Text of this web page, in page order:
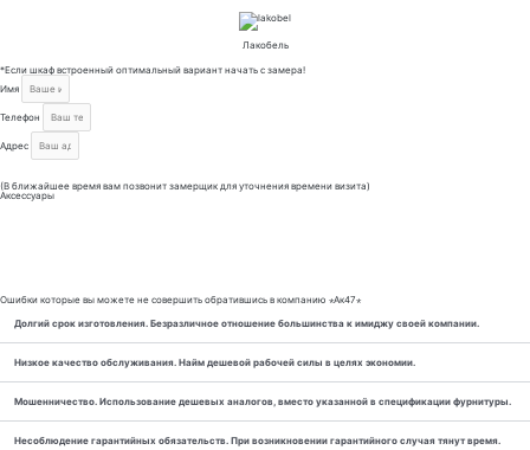
Лакобель
*Если шкаф встроенный оптимальный вариант начать с замера!
Имя
Телефон
Адрес
(В ближайшее время вам позвонит замерщик для уточнения времени визита)
Аксессуары
Ошибки которые вы можете не совершить обратившись в компанию ⋆Ак47⋆
Долгий срок изготовления. Безразличное отношение большинства к имиджу своей компании.
Низкое качество обслуживания. Найм дешевой рабочей силы в целях экономии.
Мошенничество. Использование дешевых аналогов, вместо указанной в спецификации фурнитуры.
Несоблюдение гарантийных обязательств. При возникновении гарантийного случая тянут время.